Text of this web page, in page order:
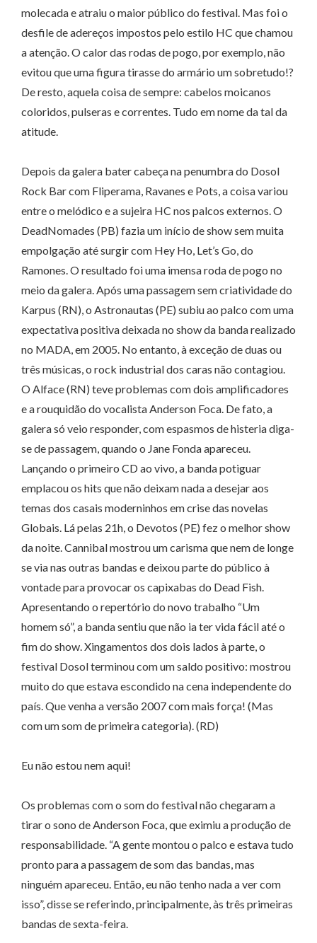
molecada e atraiu o maior público do festival. Mas foi o
desfile de adereços impostos pelo estilo HC que chamou
a atenção. O calor das rodas de pogo, por exemplo, não
evitou que uma figura tirasse do armário um sobretudo!?
De resto, aquela coisa de sempre: cabelos moicanos
coloridos, pulseras e correntes. Tudo em nome da tal da
atitude.
Depois da galera bater cabeça na penumbra do Dosol
Rock Bar com Fliperama, Ravanes e Pots, a coisa variou
entre o melódico e a sujeira HC nos palcos externos. O
DeadNomades (PB) fazia um início de show sem muita
empolgação até surgir com Hey Ho, Let’s Go, do
Ramones. O resultado foi uma imensa roda de pogo no
meio da galera. Após uma passagem sem criatividade do
Karpus (RN), o Astronautas (PE) subiu ao palco com uma
expectativa positiva deixada no show da banda realizado
no MADA, em 2005. No entanto, à exceção de duas ou
três músicas, o rock industrial dos caras não contagiou.
O Alface (RN) teve problemas com dois amplificadores
e a rouquidão do vocalista Anderson Foca. De fato, a
galera só veio responder, com espasmos de histeria diga-
se de passagem, quando o Jane Fonda apareceu.
Lançando o primeiro CD ao vivo, a banda potiguar
emplacou os hits que não deixam nada a desejar aos
temas dos casais moderninhos em crise das novelas
Globais. Lá pelas 21h, o Devotos (PE) fez o melhor show
da noite. Cannibal mostrou um carisma que nem de longe
se via nas outras bandas e deixou parte do público à
vontade para provocar os capixabas do Dead Fish.
Apresentando o repertório do novo trabalho “Um
homem só”, a banda sentiu que não ia ter vida fácil até o
fim do show. Xingamentos dos dois lados à parte, o
festival Dosol terminou com um saldo positivo: mostrou
muito do que estava escondido na cena independente do
país. Que venha a versão 2007 com mais força! (Mas
com um som de primeira categoria). (RD)
Eu não estou nem aqui!
Os problemas com o som do festival não chegaram a
tirar o sono de Anderson Foca, que eximiu a produção de
responsabilidade. “A gente montou o palco e estava tudo
pronto para a passagem de som das bandas, mas
ninguém apareceu. Então, eu não tenho nada a ver com
isso”, disse se referindo, principalmente, às três primeiras
bandas de sexta-feira.